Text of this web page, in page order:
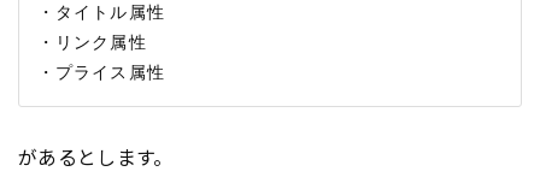
・タイトル属性
・リンク属性
があるとします。